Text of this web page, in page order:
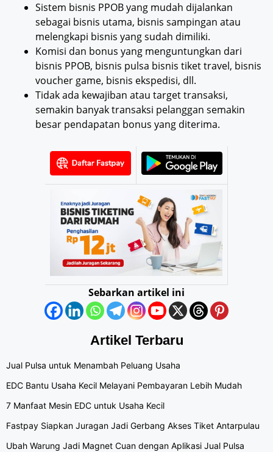
Sistem bisnis PPOB yang mudah dijalankan
sebagai bisnis utama, bisnis sampingan atau
melengkapi bisnis yang sudah dimiliki.
Komisi dan bonus yang menguntungkan dari
bisnis PPOB, bisnis pulsa bisnis tiket travel, bisnis
voucher game, bisnis ekspedisi, dll.
Tidak ada kewajiban atau target transaksi,
semakin banyak transaksi pelanggan semakin
besar pendapatan bonus yang diterima.
Sebarkan artikel ini
Artikel Terbaru
Jual Pulsa untuk Menambah Peluang Usaha
EDC Bantu Usaha Kecil Melayani Pembayaran Lebih Mudah
7 Manfaat Mesin EDC untuk Usaha Kecil
Fastpay Siapkan Juragan Jadi Gerbang Akses Tiket Antarpulau
Ubah Warung Jadi Magnet Cuan dengan Aplikasi Jual Pulsa